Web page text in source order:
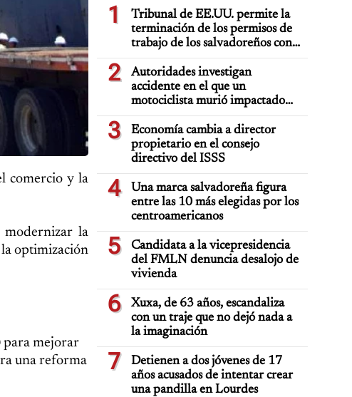
comercio y la
modernizar la
optimización
para mejorar
una reforma
1
Tribunal de EE.UU. permite la
terminación de los permisos de
trabajo de los salvadoreños con
TPS
2
Autoridades investigan
accidente en el que un
motociclista murió impactado
por auto deportivo de lujo
3
Economía cambia a director
propietario en el consejo
directivo del ISSS
4
Una marca salvadoreña figura
entre las 10 más elegidas por los
centroamericanos
5
Candidata a la vicepresidencia
del FMLN denuncia desalojo de
vivienda
6
Xuxa, de 63 años, escandaliza
con un traje que no dejó nada a
la imaginación
7
Detienen a dos jóvenes de 17
años acusados de intentar crear
una pandilla en Lourdes